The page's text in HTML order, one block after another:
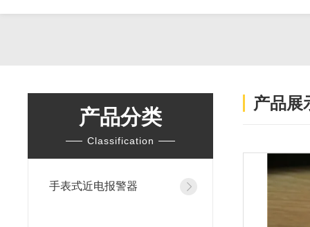
产品分类
Classification
手表式近电报警器
产品展